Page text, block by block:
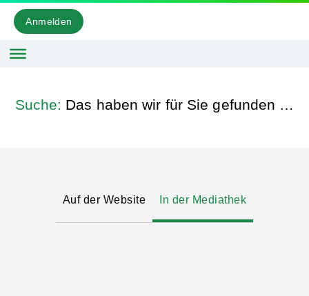
Anmelden
Suche: Das haben wir für Sie gefunden …
Auf der Website In der Mediathek